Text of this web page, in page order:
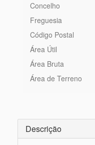
Concelho
Freguesia
Código Postal
Área Útil
Área Bruta
Área de Terreno
Descrição